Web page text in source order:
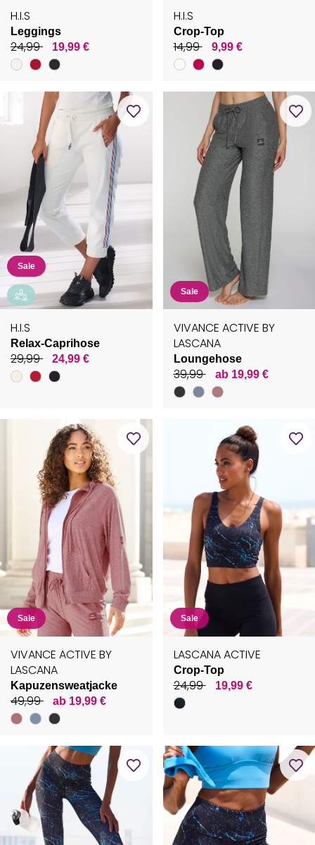
H.I.S
Leggings
24,99 19,99 €
H.I.S
Crop-Top
14,99 9,99 €
Sale
H.I.S
Relax-Caprihose
29,99 24,99 €
Sale
VIVANCE ACTIVE BY
LASCANA
Loungehose
39,99 ab 19,99 €
Sale
VIVANCE ACTIVE BY
LASCANA
Kapuzensweatjacke
49,99 ab 19,99 €
Sale
LASCANA ACTIVE
Crop-Top
24,99 19,99 €